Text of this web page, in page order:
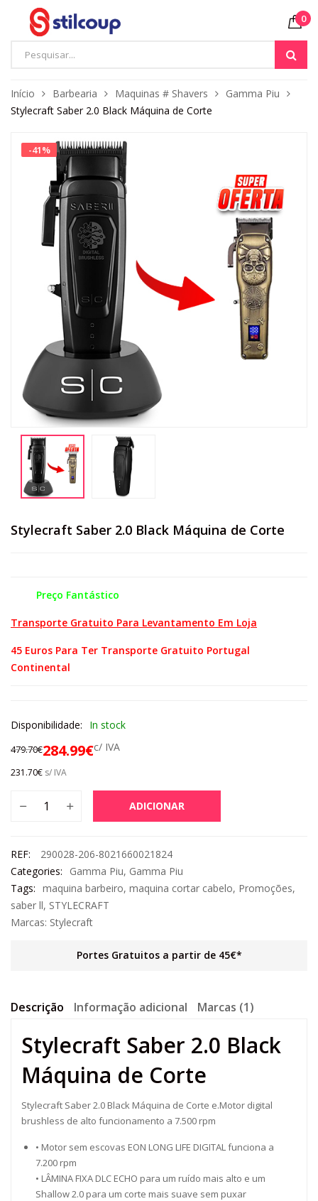
0
Início Barbearia Maquinas # Shavers
Gamma Piu
Stylecraft Saber 2.0 Black Máquina de Corte
-41%
Stylecraft Saber 2.0 Black Máquina de Corte
Preço Fantástico
Transporte Gratuito Para Levantamento Em Loja
45 Euros Para Ter Transporte Gratuito Portugal
Continental
Disponibilidade: In stock
479.70€284.99€c/ IVA
231.70€ s/ IVA
ADICIONAR
REF:
290028-206-8021660021824
Categories:
Gamma Piu, Gamma Piu
Tags: maquina barbeiro, maquina cortar cabelo, Promoções,
saber ll, STYLECRAFT
Marcas: Stylecraft
Portes Gratuitos a partir de 45€*
Descrição Informação adicional Marcas (1)
Stylecraft Saber 2.0 Black
Máquina de Corte
Stylecraft Saber 2.0 Black Máquina de Corte e.Motor digital
brushless de alto funcionamento a 7.500 rpm
• Motor sem escovas EON LONG LIFE DIGITAL funciona a
7.200 rpm
• LÂMINA FIXA DLC ECHO para um ruído mais alto e um
Shallow 2.0 para um corte mais suave sem puxar